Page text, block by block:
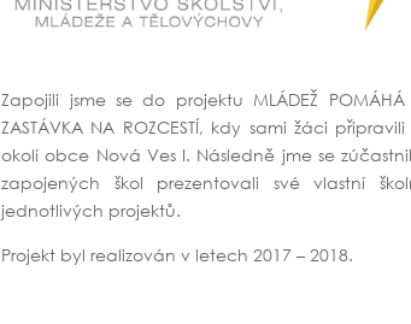
Zapojili jsme se do projektu MLÁDEŽ POMÁHÁ
ZASTÁVKA NA ROZCESTÍ, kdy sami žáci
okolí obce Nová Ves I. Následně jme se
zapojených škol prezentovali své vlastní
jednotlivých projektů.
Projekt byl realizován v letech 2017 – 2018.